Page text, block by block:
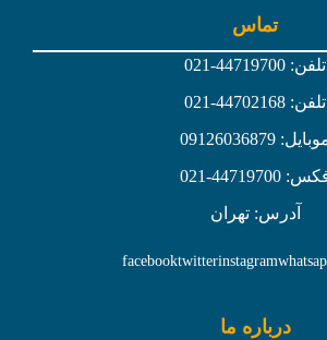
تماس
تلفن: 44719700-021
تلفن: 44702168-021
09126036879
44719700-021
آدرس: تهران
instagram
twitter
facebook
درباره ما